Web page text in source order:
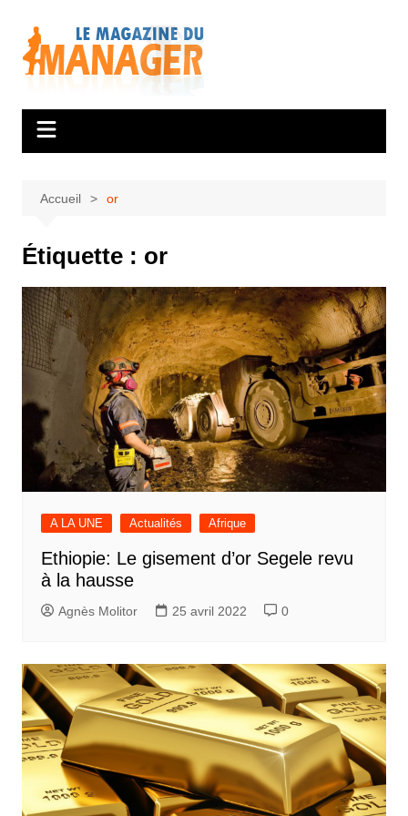
contenu
Accueil or
Étiquette : or
A LA UNE Actualités Afrique
Ethiopie: Le gisement d’or Segele revu
à la hausse
Agnès Molitor 25 avril 2022 0